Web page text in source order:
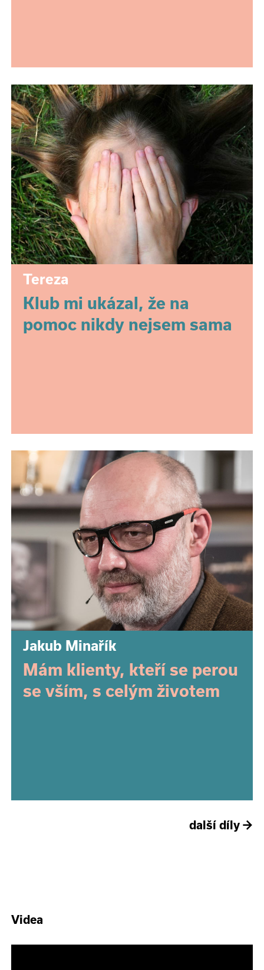
Tereza
Klub mi ukázal, že na
pomoc nikdy nejsem sama
Jakub Minařík
Mám klienty, kteří se perou
se vším, s celým životem
další díly →
Videa